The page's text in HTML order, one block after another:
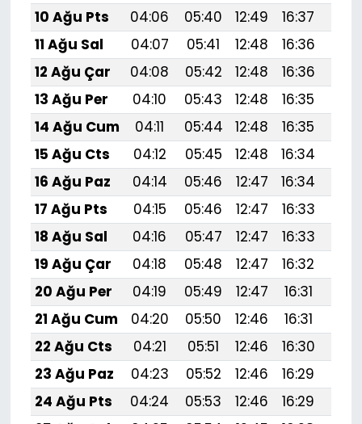
10 Ağu Pts
04:06 05:40 12:49 16:37
11 Ağu Sal
04:07 05:41 12:48 16:36
12 Ağu Çar
04:08 05:42 12:48 16:36
13 Ağu Per
04:10 05:43 12:48 16:35
14 Ağu Cum
04:11 05:44 12:48 16:35
15 Ağu Cts
04:12 05:45 12:48 16:34
16 Ağu Paz
04:14 05:46 12:47 16:34
17 Ağu Pts
04:15 05:46 12:47 16:33
18 Ağu Sal
04:16 05:47 12:47 16:33
19 Ağu Çar
04:18 05:48 12:47 16:32
20 Ağu Per
04:19 05:49 12:47 16:31
21 Ağu Cum
04:20 05:50 12:46 16:31
22 Ağu Cts
04:21 05:51 12:46 16:30
23 Ağu Paz
04:23 05:52 12:46 16:29
24 Ağu Pts
04:24 05:53 12:46 16:29